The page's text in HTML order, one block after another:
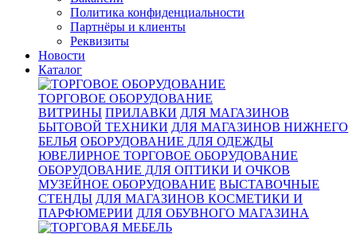
Политика конфиденциальности
Партнёры и клиенты
Реквизиты
Новости
Каталог
ТОРГОВОЕ ОБОРУДОВАНИЕ
ВИТРИНЫ ПРИЛАВКИ ДЛЯ МАГАЗИНОВ
БЫТОВОЙ ТЕХНИКИ ДЛЯ МАГАЗИНОВ НИЖНЕГО
БЕЛЬЯ ОБОРУДОВАНИЕ ДЛЯ ОДЕЖДЫ
ЮВЕЛИРНОЕ ТОРГОВОЕ ОБОРУДОВАНИЕ
ОБОРУДОВАНИЕ ДЛЯ ОПТИКИ И ОЧКОВ
МУЗЕЙНОЕ ОБОРУДОВАНИЕ ВЫСТАВОЧНЫЕ
СТЕНДЫ ДЛЯ МАГАЗИНОВ КОСМЕТИКИ И
ПАРФЮМЕРИИ ДЛЯ ОБУВНОГО МАГАЗИНА